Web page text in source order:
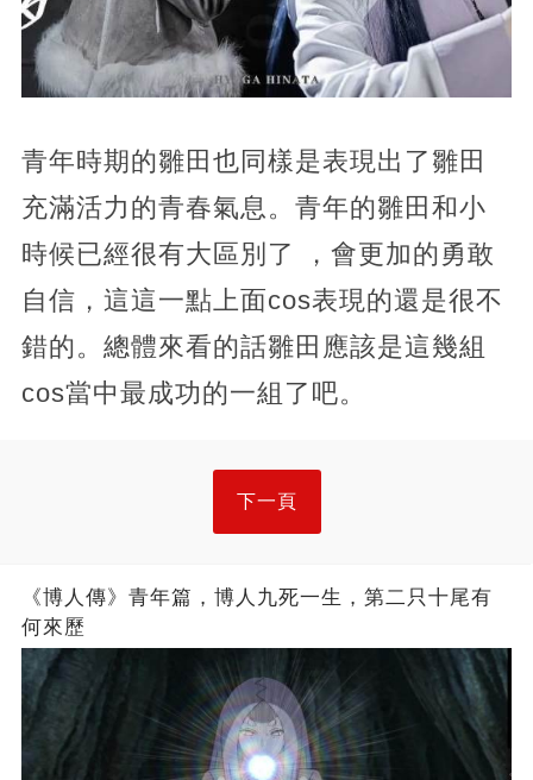
青年時期的雛田也同樣是表現出了雛田
充滿活力的青春氣息。青年的雛田和小
時候已經很有大區別了 ，會更加的勇敢
自信，這這一點上面cos表現的還是很不
錯的。總體來看的話雛田應該是這幾組
cos當中最成功的一組了吧。
下一頁
《博人傳》青年篇，博人九死一生，第二只十尾有
何來歷